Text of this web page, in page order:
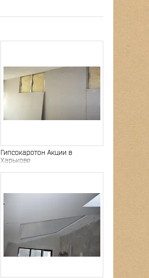
Гипсокаротон Акции в
Харькове